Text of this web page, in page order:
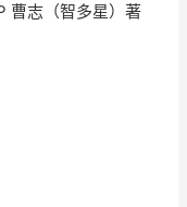
曹志（智多星）著